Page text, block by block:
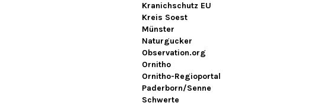
Kranichschutz EU
Kreis Soest
Münster
Naturgucker
Observation.org
Ornitho
Ornitho-Regioportal
Paderborn/Senne
Schwerte